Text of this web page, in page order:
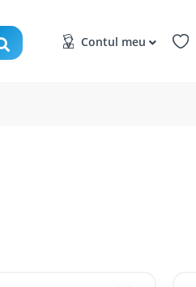
Contul meu